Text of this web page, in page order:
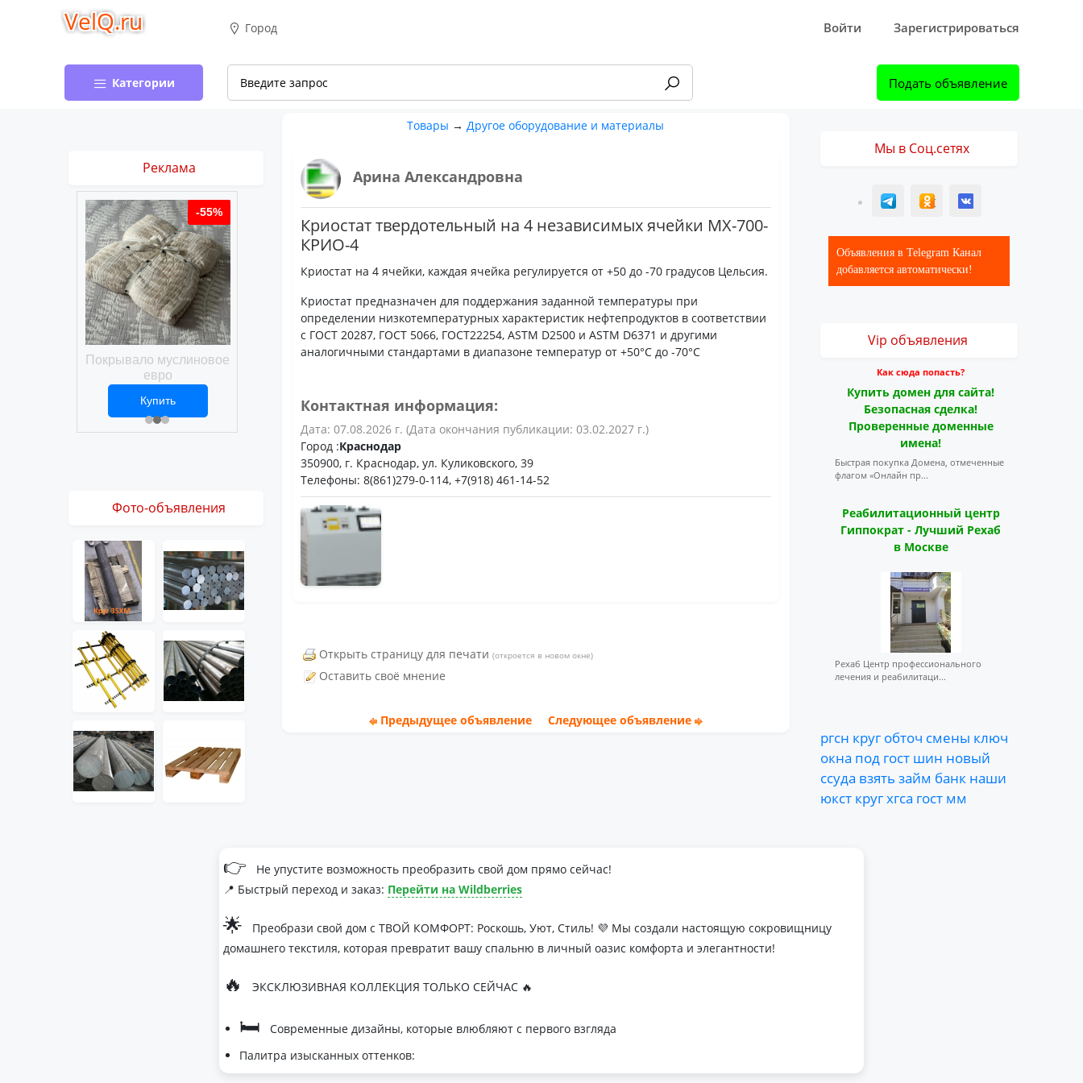
VelQ.ru Город Войти Зарегистрироваться
Категории Подать объявление
Товары →Другое оборудование и материалы
Арина Александровна
Криостат твердотельный на 4 независимых ячейки МХ-700-
КРИО-4
Криостат на 4 ячейки, каждая ячейка регулируется от +50 до -70 градусов Цельсия.
Криостат предназначен для поддержания заданной температуры при
определении низкотемпературных характеристик нефтепродуктов в соответствии
с ГОСТ 20287, ГОСТ 5066, ГОСТ22254, ASTM D2500 и ASTM D6371 и другими
аналогичными стандартами в диапазоне температур от +50°С до -70°С
Контактная информация:
Дата: 07.08.2026 г. (Дата окончания публикации: 03.02.2027 г.)
Город :Краснодар
350900, г. Краснодар, ул. Куликовского, 39
Телефоны: 8(861)279-0-114, +7(918) 461-14-52
Открыть страницу для печати (откроется в новом окне)
Оставить своё мнение
Предыдущее объявление Следующее объявление
Реклама
-55%
Покрывало муслиновое
евро
2 469 ₽
Купить
-55%
3 061 ₽
Купить
Фото-объявления
Мы в Соц.сетях
T ОК ВК
Объявления в Telegram Канал
добавляется автоматически!
Vip объявления
Как сюда попасть?
Купить домен для сайта!
Безопасная сделка!
Проверенные доменные
имена!
Быстрая покупка Домена, отмеченные
флагом «Онлайн пр...
Реабилитационный центр
Гиппократ - Лучший Рехаб
в Москве
Рехаб Центр профессионального
лечения и реабилитаци...
ргсн круг обточ смены ключ
окна под гост шин новый
ссуда взять займ банк наши
юкст кругхгса гост мм
👉
Не упустите возможность преобразить свой дом прямо сейчас!
📍 Быстрый переход и заказ: Перейти на Wildberries
🌟
Преобрази свой дом с ТВОЙ КОМФОРТ: Роскошь, Уют, Стиль! 💜 Мы создали настоящую сокровищницу
домашнего текстиля, которая превратит вашу спальню в личный оазис комфорта и элегантности!
🔥 ЭКСКЛЮЗИВНАЯ КОЛЛЕКЦИЯ ТОЛЬКО СЕЙЧАС 🔥
🛏
Современные дизайны, которые влюбляют с первого взгляда
Палитра изысканных оттенков: